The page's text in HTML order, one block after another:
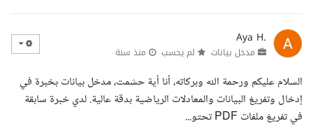
Aya H.
مدخل بيانات لم يحسب منذ سنة
السلام عليكم ورحمة الله وبركاته، أنا أية حشمت، مدخل بيانات بخبرة في
إدخال وتفريغ البيانات والمعادلات الرياضية بدقة عالية. لدي خبرة سابقة
في تفريغ ملفات PDF تحتو...